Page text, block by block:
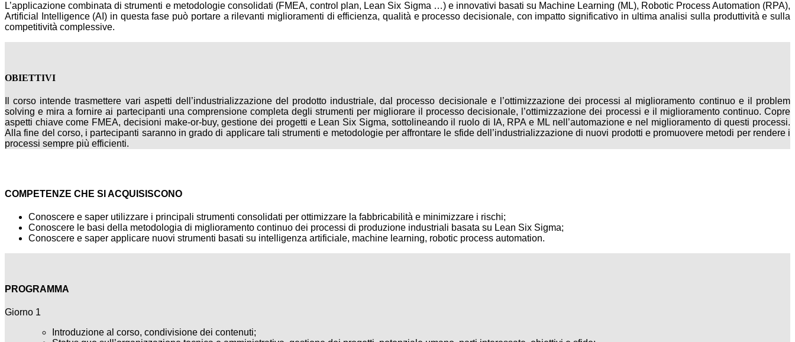
L’applicazione combinata di strumenti e metodologie consolidati (FMEA, control plan, Lean Six Sigma …) e innovativi basati su Machine Learning (ML), Robotic Process Automation (RPA),
Artificial Intelligence (AI) in questa fase può portare a rilevanti miglioramenti di efficienza, qualità e processo decisionale, con impatto significativo in ultima analisi sulla produttività e sulla
competitività complessive.
OBIETTIVI
Il corso intende trasmettere vari aspetti dell’industrializzazione del prodotto industriale, dal processo decisionale e l’ottimizzazione dei processi al miglioramento continuo e il problem
solving e mira a fornire ai partecipanti una comprensione completa degli strumenti per migliorare il processo decisionale, l’ottimizzazione dei processi e il miglioramento continuo. Copre
aspetti chiave come FMEA, decisioni make-or-buy, gestione dei progetti e Lean Six Sigma, sottolineando il ruolo di IA, RPA e ML nell’automazione e nel miglioramento di questi processi.
Alla fine del corso, i partecipanti saranno in grado di applicare tali strumenti e metodologie per affrontare le sfide dell’industrializzazione di nuovi prodotti e promuovere metodi per rendere i
processi sempre più efficienti.
COMPETENZE CHE SI ACQUISISCONO
Conoscere e saper utilizzare i principali strumenti consolidati per ottimizzare la fabbricabilità e minimizzare i rischi;
Conoscere le basi della metodologia di miglioramento continuo dei processi di produzione industriali basata su Lean Six Sigma;
Conoscere e saper applicare nuovi strumenti basati su intelligenza artificiale, machine learning, robotic process automation.
PROGRAMMA
Giorno 1
Introduzione al corso, condivisione dei contenuti;